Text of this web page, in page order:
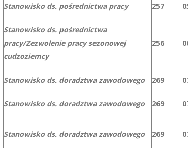
Stanowisko ds. pośrednictwa pracy 257
Stanowisko ds. pośrednictwa
pracy/Zezwolenie pracy sezonowej
cudzoziemcy
256
Stanowisko ds. doradztwa zawodowego 269
Stanowisko ds. doradztwa zawodowego 269
Stanowisko ds. doradztwa zawodowego 269